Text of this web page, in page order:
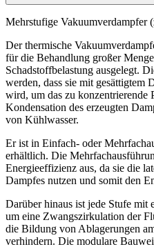
Mehrstufige Vakuumverdampfer
Der thermische
für die Behandlung großer
Schadstoffbelastung ausgelegt.
werden, dass sie mit gesättigtem
wird, um das zu konzentrierende
Kondensation des erzeugten
von Kühlwasser.
Er ist in Einfach- oder
erhältlich. Die
Energieeffizienz aus, da sie die
Dampfes nutzen und somit den
Darüber hinaus ist jede Stufe mit
um eine Zwangszirkulation der
die Bildung von Ablagerungen
verhindern. Die modulare